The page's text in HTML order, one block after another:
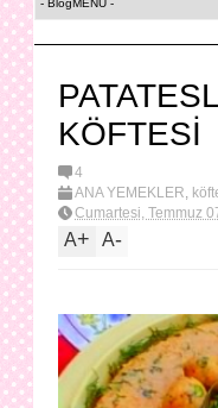
KÖFTESİ
4
ANA YEMEKLER,
Cumartesi, Temmuz
A+ A-